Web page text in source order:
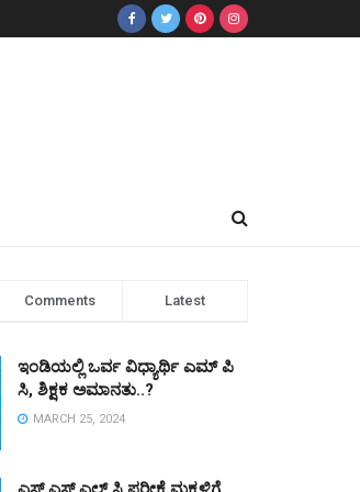
Comments Latest
ಇಂಡಿಯಲ್ಲಿ ಒರ್ವ ವಿಧ್ಯಾರ್ಥಿ ಎಮ್ ಪಿ
ಸಿ, ಶಿಕ್ಷಕ ಅಮಾನತು..?
MARCH 25, 2024